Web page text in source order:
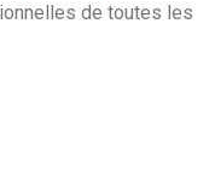
de toutes les